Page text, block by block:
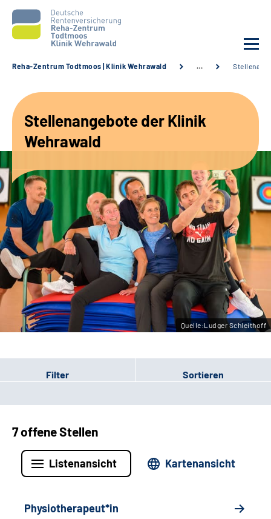
Unsere Angebote
Karriere
Sozialdienste & Zuweisende
Suche
Leichte Sprache
Gebärdensprache
Reha-Zentrum Todtmoos | Klinik Wehrawald …
Stellenangebote der Klinik
Wehrawald
Quelle:Ludger Schleithoff
Filter Sortieren
7 offene Stellen
Listenansicht Kartenansicht
Physiotherapeut*in